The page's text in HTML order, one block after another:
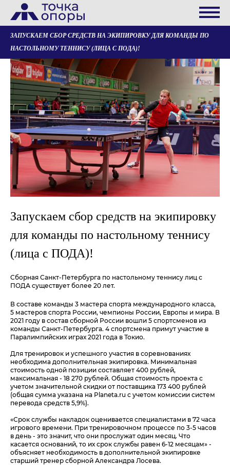
ЗАПУСКАЕМ СБОР СРЕДСТВ НА ЭКИПИРОВКУ ДЛЯ КОМАНДЫ ПО
НАСТОЛЬНОМУ ТЕННИСУ (ЛИЦА С ПОДА)!
Запускаем сбор средств на экипировку
для команды по настольному теннису
(лица с ПОДА)!
Сборная Санкт-Петербурга по настольному теннису лиц с
ПОДА существует более 20 лет.
В составе команды 3 мастера спорта международного класса,
5 мастеров спорта России, чемпионы России, Европы и мира. В
2021 году в состав сборной России вошли 5 спортсменов из
команды Санкт-Петербурга. 4 спортсмена примут участие в
Паралимпийских играх 2021 года в Токио.
Для тренировок и успешного участия в соревнованиях
необходима дополнительная экипировка. Минимальная
стоимость одной позиции составляет 400 рублей,
максимальная - 18 270 рублей. Общая стоимость проекта с
учетом значительной скидки от поставщика 173 400 рублей
(общая сумма указана на Planeta.ru с учетом комиссии систем
перевода средств 5,9%).
«Срок службы накладок оценивается специалистами в 72 часа
игрового времени. При тренировочном процессе по 3-5 часов
в день - это значит, что они прослужат один месяц. Что
касается оснований, то их срок службы равен 6-12 месяцам» -
объясняет необходимость в дополнительной экипировке
старший тренер сборной Александра Лосева.